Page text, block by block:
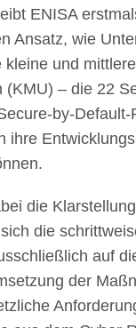
ENISA
Ansatz, wie
kleine und mittlere
(KMU) – die 22
by-Default-
ihre
die
die
auf
der